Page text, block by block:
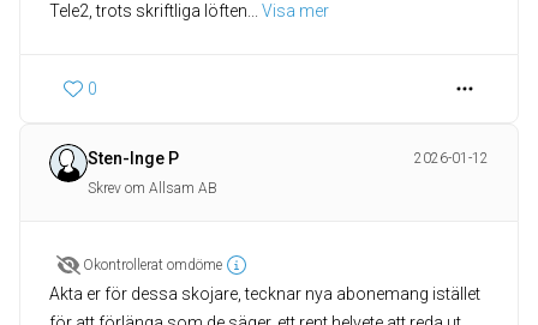
Tele2, trots skriftliga löften
Visa mer
0
Sten-Inge P
2026-01-12
Skrev om Allsam AB
Okontrollerat omdöme
Akta er för dessa skojare, tecknar nya abonemang istället